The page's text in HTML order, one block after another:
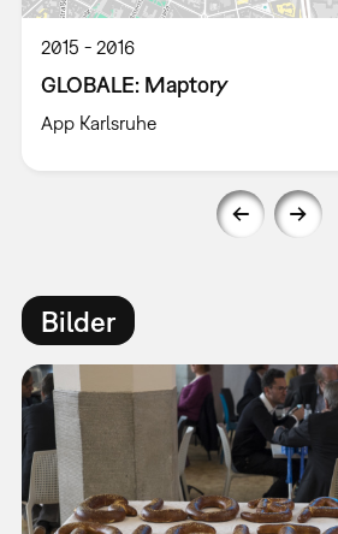
2015 2016
GLOBALE: Maptory
App Karlsruhe
Bilder